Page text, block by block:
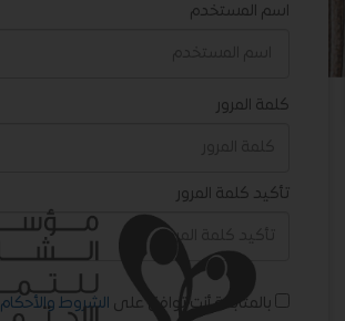
اسم المستخدم
كلمة المرور
تأكيد كلمة المرور
بالمتابعة أنت توافق على الشروط والأحكام